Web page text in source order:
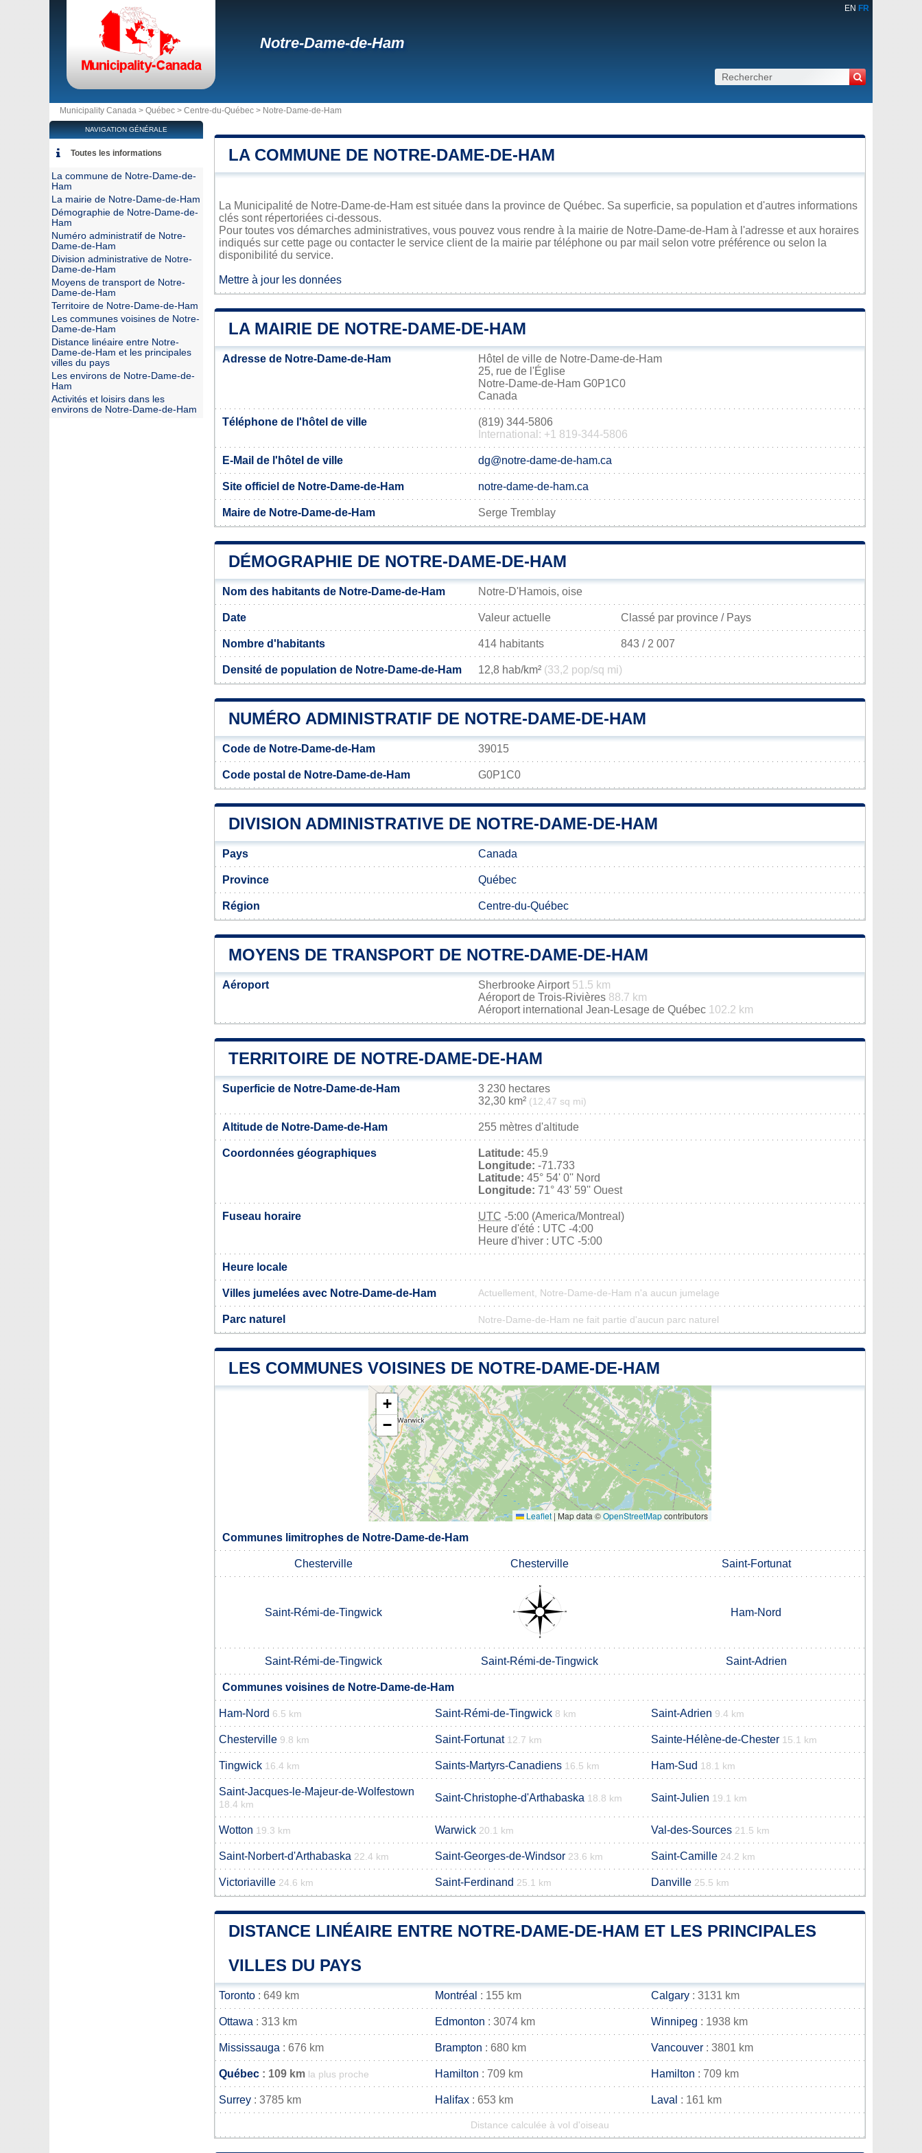
EN FR
Notre-Dame-de-Ham
Municipality Canada > Québec > Centre-du-Québec > Notre-Dame-de-Ham
LA COMMUNE DE NOTRE-DAME-DE-HAM
La Municipalité de Notre-Dame-de-Ham est située dans la province de Québec. Sa superficie, sa population et d'autres informations
clés sont répertoriées ci-dessous.
Pour toutes vos démarches administratives, vous pouvez vous rendre à la mairie de Notre-Dame-de-Ham à l'adresse et aux horaires
indiqués sur cette page ou contacter le service client de la mairie par téléphone ou par mail selon votre préférence ou selon la
disponibilité du service.
Mettre à jour les données
LA MAIRIE DE NOTRE-DAME-DE-HAM
Adresse de Notre-Dame-de-Ham
Hôtel de ville de Notre-Dame-de-Ham
25, rue de l'Église
Notre-Dame-de-Ham G0P1C0
Canada
Téléphone de l'hôtel de ville
(819) 344-5806
International: +1 819-344-5806
E-Mail de l'hôtel de ville dg@notre-dame-de-ham.ca
Site officiel de Notre-Dame-de-Ham notre-dame-de-ham.ca
Maire de Notre-Dame-de-Ham Serge Tremblay
DÉMOGRAPHIE DE NOTRE-DAME-DE-HAM
Nom des habitants de Notre-Dame-de-Ham Notre-D'Hamois, oise
Date Valeur actuelle Classé par province / Pays
Nombre d'habitants 414 habitants 843 / 2 007
Densité de population de Notre-Dame-de-Ham 12,8 hab/km² (33,2 pop/sq mi)
NUMÉRO ADMINISTRATIF DE NOTRE-DAME-DE-HAM
Code de Notre-Dame-de-Ham 39015
Code postal de Notre-Dame-de-Ham G0P1C0
DIVISION ADMINISTRATIVE DE NOTRE-DAME-DE-HAM
Pays Canada
Province Québec
Région Centre-du-Québec
MOYENS DE TRANSPORT DE NOTRE-DAME-DE-HAM
Aéroport Sherbrooke Airport 51.5 km
Aéroport de Trois-Rivières 88.7 km
Aéroport international Jean-Lesage de Québec 102.2 km
TERRITOIRE DE NOTRE-DAME-DE-HAM
Superficie de Notre-Dame-de-Ham
3 230 hectares
32,30 km² (12,47 sq mi)
Altitude de Notre-Dame-de-Ham 255 mètres d'altitude
Coordonnées géographiques Latitude: 45.9
Longitude: -71.733
Latitude: 45° 54' 0'' Nord
Longitude: 71° 43' 59'' Ouest
Fuseau horaire UTC -5:00 (America/Montreal)
Heure d'été : UTC -4:00
Heure d'hiver : UTC -5:00
Heure locale
Villes jumelées avec Notre-Dame-de-Ham Actuellement, Notre-Dame-de-Ham n'a aucun jumelage
Parc naturel Notre-Dame-de-Ham ne fait partie d'aucun parc naturel
LES COMMUNES VOISINES DE NOTRE-DAME-DE-HAM
+
−
Leaflet | Map data ©OpenStreetMapcontributors
Communes limitrophes de Notre-Dame-de-Ham
Chesterville Chesterville Saint-Fortunat
Saint-Rémi-de-Tingwick Ham-Nord
Saint-Rémi-de-Tingwick Saint-Rémi-de-Tingwick Saint-Adrien
Communes voisines de Notre-Dame-de-Ham
Ham-Nord 6.5 km Saint-Rémi-de-Tingwick 8 km Saint-Adrien 9.4 km
Chesterville 9.8 km Saint-Fortunat 12.7 km Sainte-Hélène-de-Chester 15.1 km
Tingwick 16.4 km Saints-Martyrs-Canadiens 16.5 km Ham-Sud 18.1 km
Saint-Jacques-le-Majeur-de-Wolfestown
18.4 km
Saint-Christophe-d'Arthabaska 18.8 km Saint-Julien 19.1 km
Wotton 19.3 km Warwick 20.1 km Val-des-Sources 21.5 km
Saint-Norbert-d'Arthabaska 22.4 km Saint-Georges-de-Windsor 23.6 km Saint-Camille 24.2 km
Victoriaville 24.6 km Saint-Ferdinand 25.1 km Danville 25.5 km
DISTANCE LINÉAIRE ENTRE NOTRE-DAME-DE-HAM ET LES PRINCIPALES
VILLES DU PAYS
Toronto : 649 km Montréal : 155 km Calgary : 3131 km
Ottawa : 313 km Edmonton : 3074 km Winnipeg : 1938 km
Mississauga : 676 km Brampton : 680 km Vancouver : 3801 km
Québec : 109 km la plus proche Hamilton : 709 km Hamilton : 709 km
Surrey : 3785 km Halifax : 653 km Laval : 161 km
Distance calculée à vol d'oiseau
NAVIGATION GÉNÉRALE
Toutes les informations
La commune de Notre-Dame-de-
Ham
La mairie de Notre-Dame-de-Ham
Démographie de Notre-Dame-de-
Ham
Numéro administratif de Notre-
Dame-de-Ham
Division administrative de Notre-
Dame-de-Ham
Moyens de transport de Notre-
Dame-de-Ham
Territoire de Notre-Dame-de-Ham
Les communes voisines de Notre-
Dame-de-Ham
Distance linéaire entre Notre-
Dame-de-Ham et les principales
villes du pays
Les environs de Notre-Dame-de-
Ham
Activités et loisirs dans les
environs de Notre-Dame-de-Ham